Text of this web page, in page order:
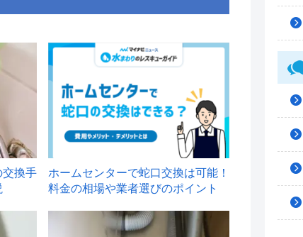
換手
ホームセンターで蛇口交換は可能！
料金の相場や業者選びのポイント